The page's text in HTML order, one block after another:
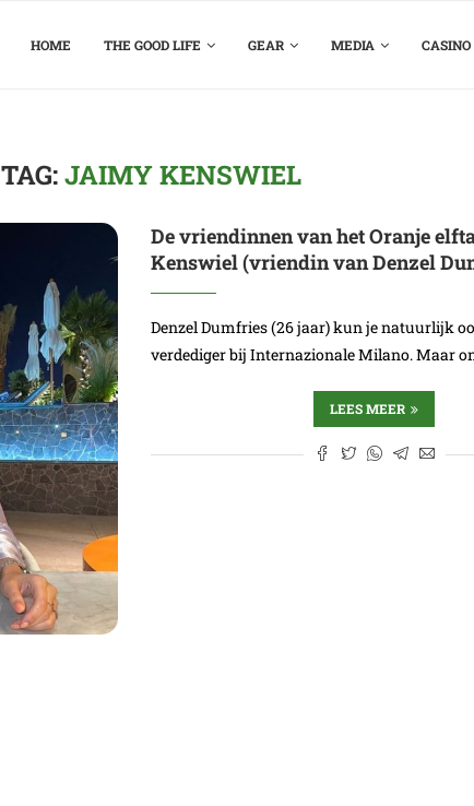
HOME THE GOOD LIFE GEAR MEDIA CASINO
TAG:JAIMY KENSWIEL
De vriendinnen van het Oranje
Kenswiel (vriendin van Denzel
Denzel Dumfries (26 jaar) kun je natuurlijk
verdediger bij Internazionale Milano. Maar
LEES MEER